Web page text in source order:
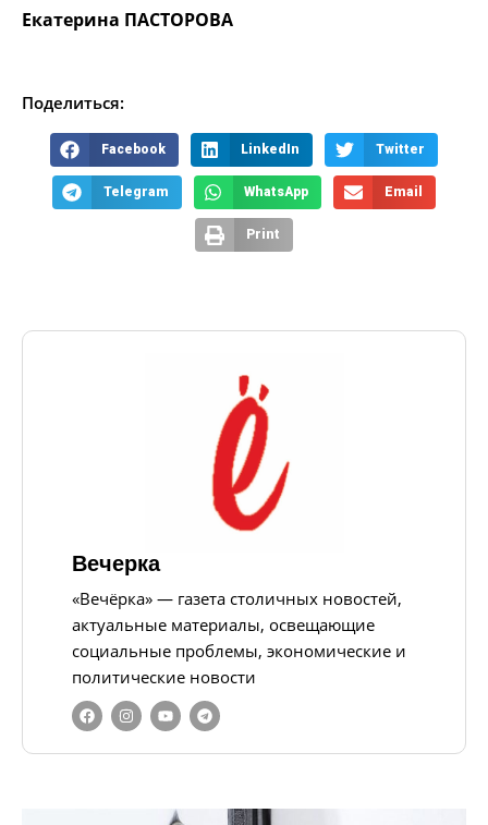
Екатерина ПАСТОРОВА
Поделиться:
Facebook LinkedIn Twitter
Telegram WhatsApp Email
Print
Вечерка
«Вечёрка» — газета столичных новостей,
актуальные материалы, освещающие
социальные проблемы, экономические и
политические новости